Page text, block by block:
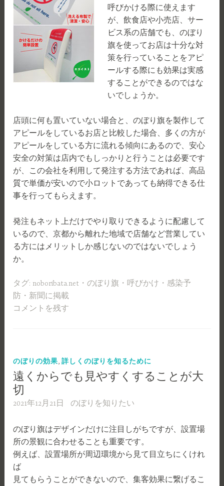
呼びかける際に使えます
が、飲食店や小売店、サー
ビス系の店舗でも、のぼり
旗を使ってお店は十分な対
策を行っていることをアピ
ールする際にも効果は実感
することができるのではな
いでしょうか。
店頭に何も置いていない場合と、のぼり旗を製作して
アピールをしているお店と比較した場合、多くの方が
アピールをしている方に流れる傾向にあるので、安心
安全の対策は店内でもしっかりと行うことは必要です
が、この会社を利用して発注する方法であれば、高品
質で単価が安いので小ロットであっても納得できる仕
事を行ってもらえます。
発注もネット上だけでやり取りできるように配慮して
いるので、京都から離れた地域で店舗など営業してい
る方にはメリットしか感じないのではないでしょう
か。
タグ: noboribata.net ・のぼり旗 ・呼びかけ ・ 感染予
防 ・新聞に掲載
コメントを残す
のぼりの効果,詳しくのぼりを知るために
遠くからでも見やすくすることが大
切
2021年12月21日 のぼりを知りたい
のぼり旗はデザインだけに注目しがちですが、設置場
所の景観に合わせることも重要です。
例えば、設置場所が周辺環境から見て目立ちにくけれ
ば
見てもらうことができないので、集客効果に繋げるこ